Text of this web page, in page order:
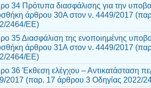
34 Πρότυπα διασφάλισης για την
άρθρου 30Α στον ν. 4449/2017
2464/ΕΕ)
35 Διασφάλιση της ενοποιημένης
άρθρου 31Α στον ν. 4449/2017
2464/ΕΕ)
36 Έκθεση ελέγχου – Αντικατάσταση
2017 (παρ. 17 άρθρου 3 Οδηγίας 2022/